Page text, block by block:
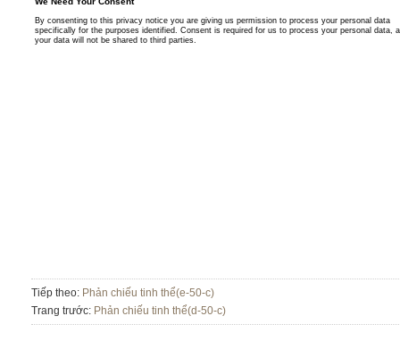
Tiếp theo: Phản chiếu tinh thể(e-50-c)
Trang trước: Phản chiếu tinh thể(d-50-c)